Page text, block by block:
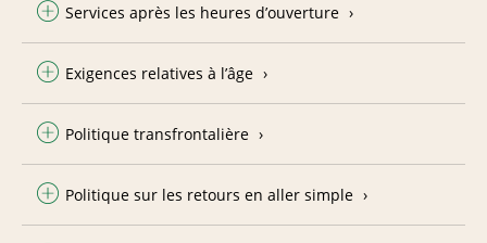
Services après les heures d’ouverture
Exigences relatives à l’âge
Politique transfrontalière
Politique sur les retours en aller simple